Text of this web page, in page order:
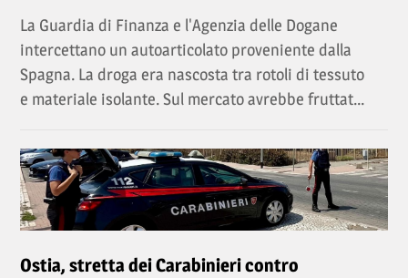
La Guardia di Finanza e l'Agenzia delle Dogane
intercettano un autoarticolato proveniente dalla
Spagna. La droga era nascosta tra rotoli di tessuto
e materiale isolante. Sul mercato avrebbe fruttat...
Ostia, stretta dei Carabinieri contro